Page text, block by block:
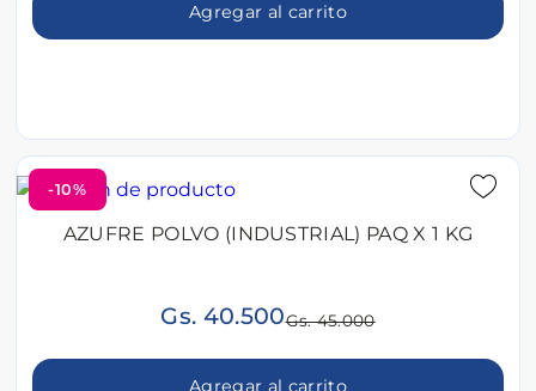
Agregar al carrito
-10%
AZUFRE POLVO (INDUSTRIAL) PAQ X 1 KG
Gs. 40.500Gs. 45.000
Agregar al carrito